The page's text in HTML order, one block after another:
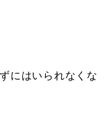
にはいられなくな